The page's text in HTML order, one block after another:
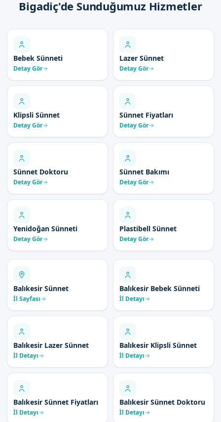
Bigadiç'de Sunduğumuz Hizmetler
Bebek Sünneti
Detay Gör
Lazer Sünnet
Detay Gör
Klipsli Sünnet
Detay Gör
Sünnet Fiyatları
Detay Gör
Sünnet Doktoru
Detay Gör
Sünnet Bakımı
Detay Gör
Yenidoğan Sünneti
Detay Gör
Plastibell Sünnet
Detay Gör
Balıkesir Sünnet
İl Sayfası
Balıkesir Bebek Sünneti
İl Detayı
Balıkesir Lazer Sünnet
İl Detayı
Balıkesir Klipsli Sünnet
İl Detayı
Balıkesir Sünnet Fiyatları
İl Detayı
Balıkesir Sünnet Doktoru
İl Detayı